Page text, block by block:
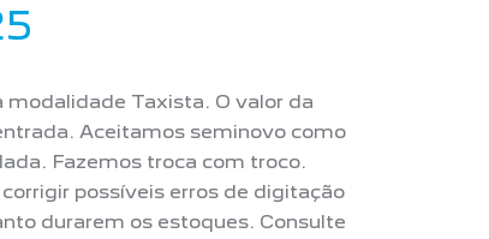
modalidade Taxista. O valor da
Aceitamos seminovo como
Fazemos troca com troco.
possíveis erros de digitação
durarem os estoques. Consulte